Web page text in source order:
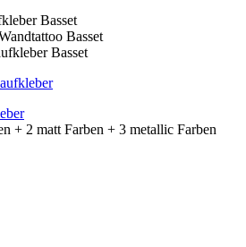
+ 2 matt Farben + 3 metallic Farben